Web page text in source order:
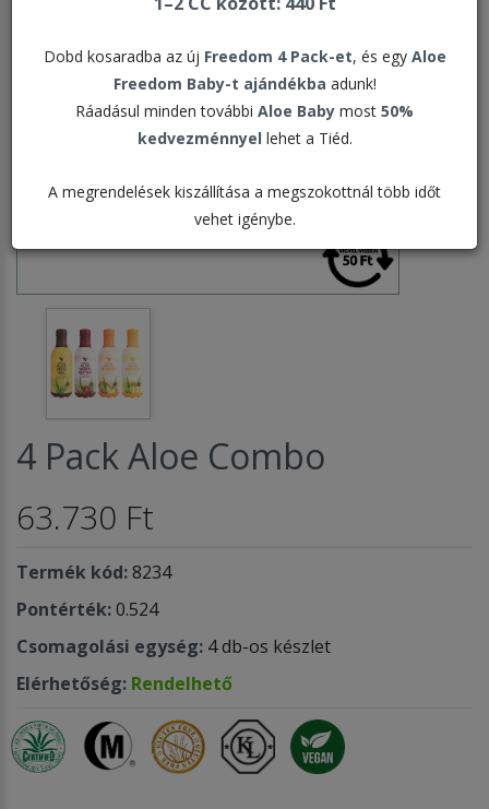
Dobd kosaradba az új Freedom 4 Pack-et, és egy Aloe
Freedom Baby-t ajándékba adunk!
Ráadásul minden további Aloe Baby most 50%
kedvezménnyel lehet a Tiéd.
A megrendelések kiszállítása a megszokottnál több időt
vehet igénybe.
4 Pack Aloe Combo
63.730 Ft
Termék kód:8234
Pontérték:0.524
Csomagolási egység: 4 db-os készlet
Elérhetőség: Rendelhető